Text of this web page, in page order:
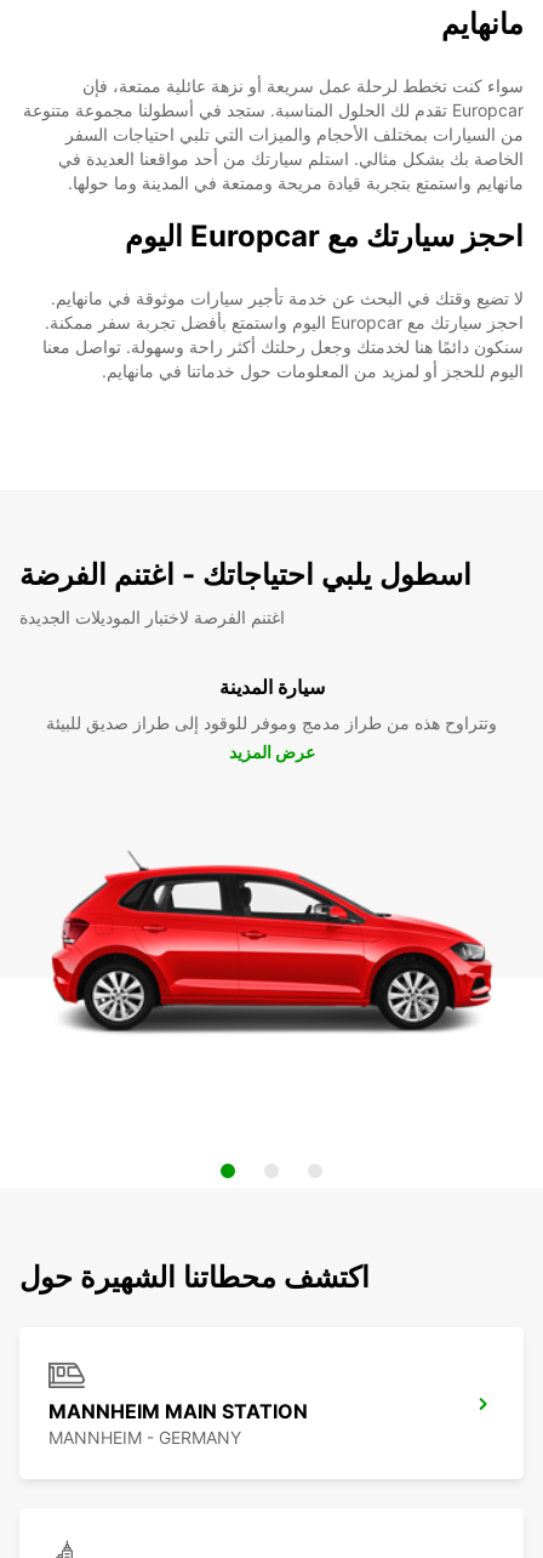
مانهايم
سواء كنت تخطط لرحلة عمل سريعة أو نزهة عائلية ممتعة، فإن
Europcar تقدم لك الحلول المناسبة. ستجد في أسطولنا مجموعة متنوعة
من السيارات بمختلف الأحجام والميزات التي تلبي احتياجات السفر
الخاصة بك بشكل مثالي. استلم سيارتك من أحد مواقعنا العديدة في
مانهايم واستمتع بتجربة قيادة مريحة وممتعة في المدينة وما حولها.
احجز سيارتك مع Europcar اليوم
لا تضيع وقتك في البحث عن خدمة تأجير سيارات موثوقة في مانهايم.
احجز سيارتك مع Europcar اليوم واستمتع بأفضل تجربة سفر ممكنة.
سنكون دائمًا هنا لخدمتك وجعل رحلتك أكثر راحة وسهولة. تواصل معنا
اليوم للحجز أو لمزيد من المعلومات حول خدماتنا في مانهايم.
اسطول يلبي احتياجاتك - اغتنم الفرضة
اغتنم الفرصة لاختبار الموديلات الجديدة
سيارة المدينة
وتتراوح هذه من طراز مدمج وموفر للوقود إلى طراز صديق للبيئة
عرض المزيد
اكتشف محطاتنا الشهيرة حول
MANNHEIM MAIN STATION
MANNHEIM - GERMANY